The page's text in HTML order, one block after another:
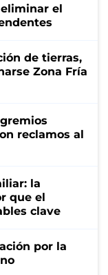
el
de tierras,
Zona Fría
reclamos al
la
que el
clave
por la